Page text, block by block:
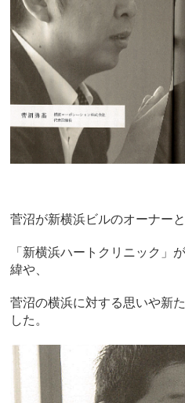
菅沼が新横浜ビルのオーナー
「新横浜ハートクリニック」
緯や、
菅沼の横浜に対する思いや新
した。